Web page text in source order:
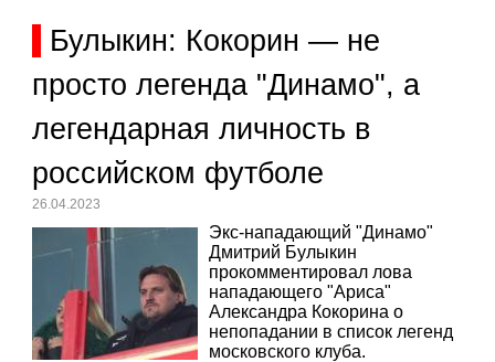
Булыкин: Кокорин — не
просто легенда "Динамо", а
легендарная личность в
российском футболе
26.04.2023
Экс-нападающий "Динамо"
Дмитрий Булыкин
прокомментировал лова
нападающего "Ариса"
Александра Кокорина о
непопадании в список легенд
московского клуба.